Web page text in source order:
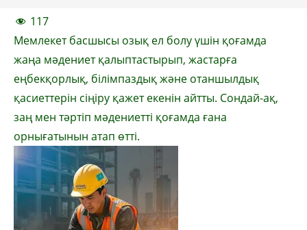
117
Мемлекет басшысы озық ел болу үшін қоғамда
жаңа мәдениет қалыптастырып, жастарға
еңбекқорлық, білімпаздық және отаншылдық
қасиеттерін сіңіру қажет екенін айтты. Сондай-ақ,
заң мен тәртіп мәдениетті қоғамда ғана
орнығатынын атап өтті.